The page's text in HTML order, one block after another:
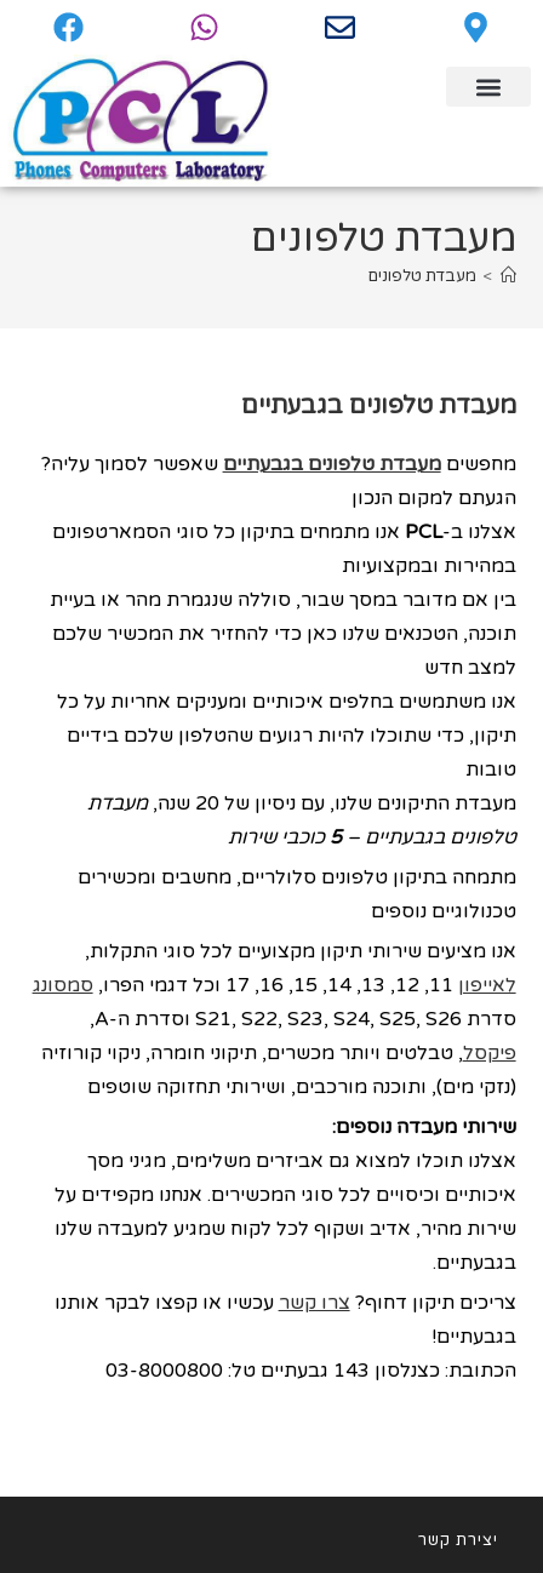
מעבדת טלפונים
> מעבדת טלפונים
מעבדת טלפונים בגבעתיים
מחפשיםמעבדת טלפונים בגבעתיים שאפשר לסמוך עליה?
הגעתם למקום הנכון
אצלנו ב-PCL אנו מתמחים בתיקון כל סוגי הסמארטפונים
במהירות ובמקצועיות
בין אם מדובר במסך שבור, סוללה שנגמרת מהר או בעיית
תוכנה, הטכנאים שלנו כאן כדי להחזיר את המכשיר שלכם
למצב חדש
אנו משתמשים בחלפים איכותיים ומעניקים אחריות על כל
תיקון, כדי שתוכלו להיות רגועים שהטלפון שלכם בידיים
טובות
מעבדת התיקונים שלנו, עם ניסיון של 20 שנה,
מעבדת
טלפונים בגבעתיים –5 כוכבי שירות
מתמחה בתיקון טלפונים סלולריים, מחשבים ומכשירים
טכנולוגיים נוספים
אנו מציעים שירותי תיקון מקצועיים לכל סוגי התקלות,
לאייפון
סמסונג
סדרת S21, S22, S23, S24, S25, S26 וסדרת ה-A,
פיקסל, טבלטים ויותר מכשרים, תיקוני חומרה, ניקוי קורוזיה
(נזקי מים), ותוכנה מורכבים, ושירותי תחזוקה שוטפים
שירותי מעבדה נוספים:
אצלנו תוכלו למצוא גם אביזרים משלימים, מגיני מסך
איכותיים וכיסויים לכל סוגי המכשירים. אנחנו מקפידים על
שירות מהיר, אדיב ושקוף לכל לקוח שמגיע למעבדה שלנו
בגבעתיים.
צריכים תיקון דחוף? צרו קשר עכשיו או קפצו לבקר אותנו
בגבעתיים!
הכתובת: כצנלסון 143 גבעתיים טל: 03-8000800
יצירת קשר